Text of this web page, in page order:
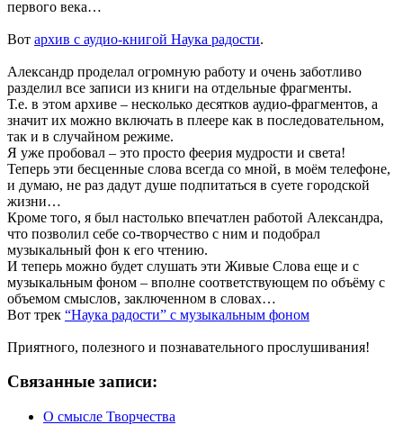
первого века…
Вот архив с аудио-книгой Наука радости.
Александр проделал огромную работу и очень заботливо
разделил все записи из книги на отдельные фрагменты.
Т.е. в этом архиве – несколько десятков аудио-фрагментов, а
значит их можно включать в плеере как в последовательном,
так и в случайном режиме.
Я уже пробовал – это просто феерия мудрости и света!
Теперь эти бесценные слова всегда со мной, в моём телефоне,
и думаю, не раз дадут душе подпитаться в суете городской
жизни…
Кроме того, я был настолько впечатлен работой Александра,
что позволил себе со-творчество с ним и подобрал
музыкальный фон к его чтению.
И теперь можно будет слушать эти Живые Слова еще и с
музыкальным фоном – вполне соответствующем по объёму с
объемом смыслов, заключенном в словах…
Вот трек “Наука радости” с музыкальным фоном
Приятного, полезного и познавательного прослушивания!
Связанные записи:
О смысле Творчества